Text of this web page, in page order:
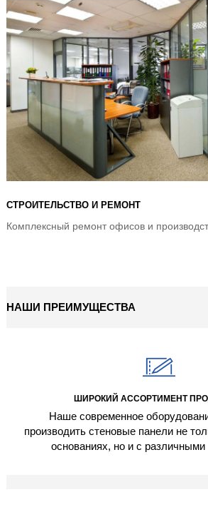
СТРОИТЕЛЬСТВО И РЕМОНТ
Комплексный ремонт офисов и
НАШИ ПРЕИМУЩЕСТВА
ШИРОКИЙ АССОРТИМЕНТ
Наше современное
производить стеновые панели не
основаниях, но и с